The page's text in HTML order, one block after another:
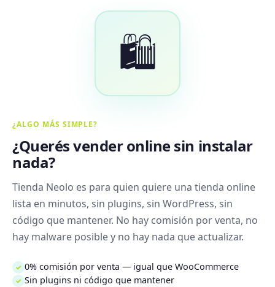
🛍️
¿ALGO MÁS SIMPLE?
¿Querés vender online sin instalar
nada?
Tienda Neolo es para quien quiere una tienda online
lista en minutos, sin plugins, sin WordPress, sin
código que mantener. No hay comisión por venta, no
hay malware posible y no hay nada que actualizar.
✓ 0% comisión por venta — igual que WooCommerce
✓ Sin plugins ni código que mantener